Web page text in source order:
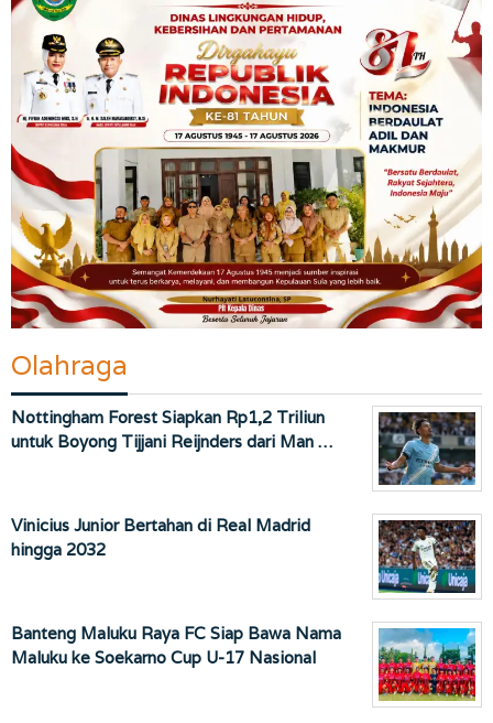
Olahraga
Nottingham Forest Siapkan Rp1,2 Triliun
untuk Boyong Tijjani Reijnders dari Man …
Vinicius Junior Bertahan di Real Madrid
hingga 2032
Banteng Maluku Raya FC Siap Bawa Nama
Maluku ke Soekarno Cup U-17 Nasional